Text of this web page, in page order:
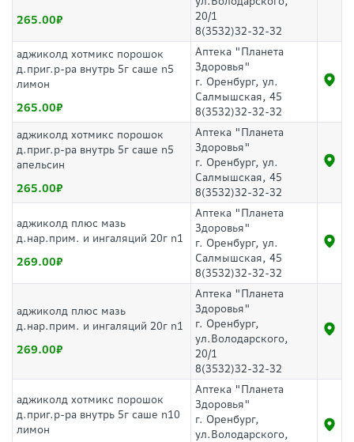
265.00
20/1
8(3532)32-32-32
аджиколд хотмикс порошок
д.приг.р-ра внутрь 5г саше n5
лимон
265.00
Аптека "Планета
Здоровья"
г. Оренбург, ул.
Салмышская, 45
8(3532)32-32-32
аджиколд хотмикс порошок
д.приг.р-ра внутрь 5г саше n5
апельсин
265.00
Аптека "Планета
Здоровья"
г. Оренбург, ул.
Салмышская, 45
8(3532)32-32-32
аджиколд плюс мазь
д.нар.прим. и ингаляций 20г n1
269.00
Аптека "Планета
Здоровья"
г. Оренбург, ул.
Салмышская, 45
8(3532)32-32-32
аджиколд плюс мазь
д.нар.прим. и ингаляций 20г n1
269.00
Аптека "Планета
Здоровья"
г. Оренбург,
ул.Володарского,
20/1
8(3532)32-32-32
аджиколд хотмикс порошок
д.приг.р-ра внутрь 5г саше n10
лимон
Аптека "Планета
Здоровья"
г. Оренбург,
ул.Володарского,